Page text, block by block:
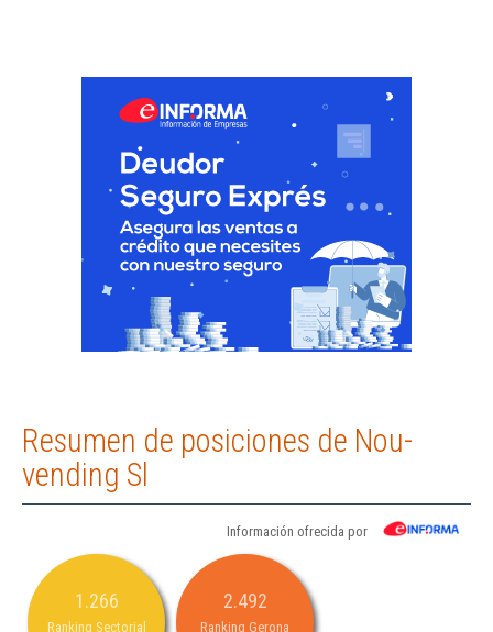
Resumen de posiciones de Nou-
vending Sl
Información ofrecida por
1.266
Ranking Sectorial
2.492
Ranking Gerona